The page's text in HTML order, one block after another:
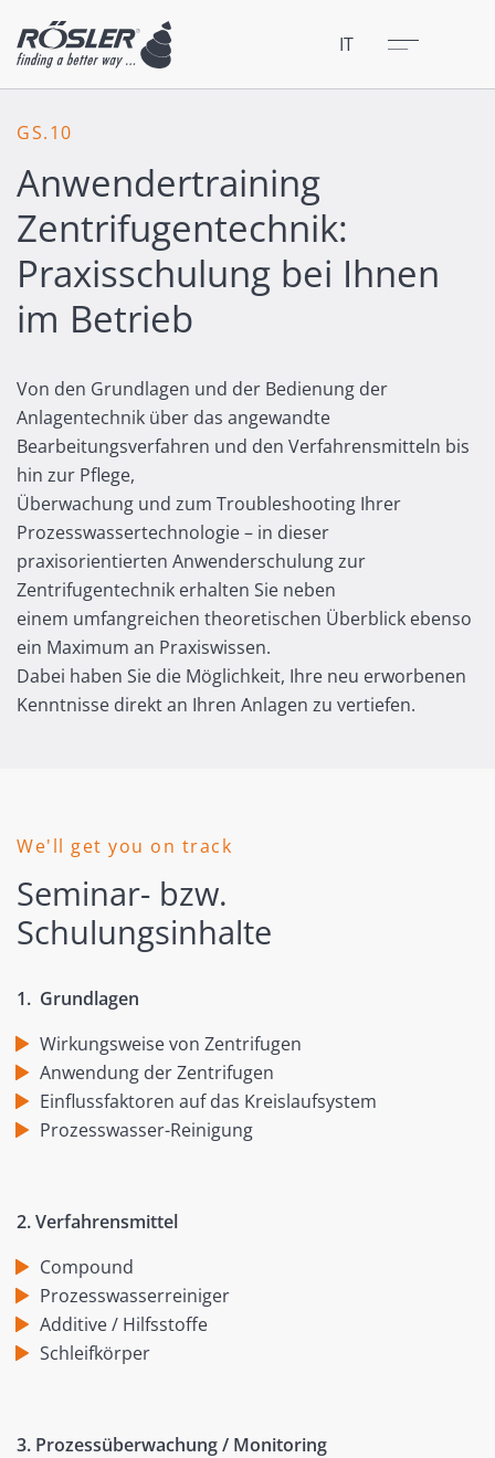
IT Menu
Chiudere
GS.10
Anwendertraining
Zentrifugentechnik:
Praxisschulung bei Ihnen
im Betrieb
Von den Grundlagen und der Bedienung der
Anlagentechnik über das angewandte
Bearbeitungsverfahren und den Verfahrensmitteln bis
hin zur Pflege,
Überwachung und zum Troubleshooting Ihrer
Prozesswassertechnologie – in dieser
praxisorientierten Anwenderschulung zur
Zentrifugentechnik erhalten Sie neben
einem umfangreichen theoretischen Überblick ebenso
ein Maximum an Praxiswissen.
Dabei haben Sie die Möglichkeit, Ihre neu erworbenen
Kenntnisse direkt an Ihren Anlagen zu vertiefen.
We'll get you on track
Seminar- bzw.
Schulungsinhalte
1. Grundlagen
Wirkungsweise von Zentrifugen
Anwendung der Zentrifugen
Einflussfaktoren auf das Kreislaufsystem
Prozesswasser-Reinigung
2. Verfahrensmittel
Compound
Prozesswasserreiniger
Additive / Hilfsstoffe
Schleifkörper
3. Prozessüberwachung / Monitoring